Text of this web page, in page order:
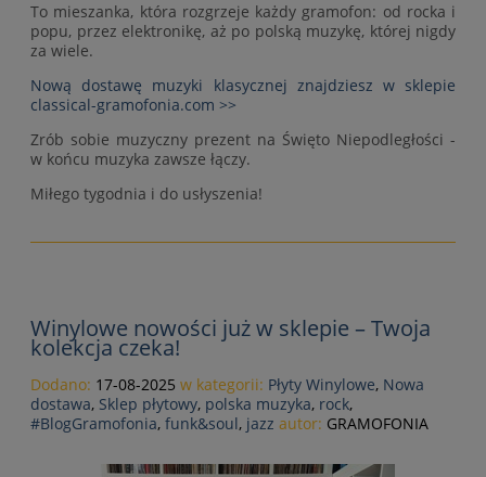
To mieszanka, która rozgrzeje każdy gramofon: od rocka i
popu, przez elektronikę, aż po polską muzykę, której nigdy
za wiele.
Nową dostawę muzyki klasycznej znajdziesz w sklepie
classical-gramofonia.com >>
Zrób sobie muzyczny prezent na Święto Niepodległości -
w końcu muzyka zawsze łączy.
Miłego tygodnia i do usłyszenia!
Winylowe nowości już w sklepie – Twoja
kolekcja czeka!
Dodano: 17-08-2025 w kategorii: Płyty Winylowe, Nowa
dostawa, Sklep płytowy, polska muzyka, rock,
#BlogGramofonia, funk&soul, jazz autor: GRAMOFONIA